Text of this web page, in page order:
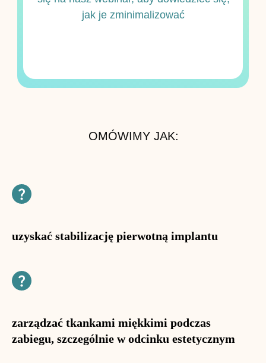
jak je zminimalizować
OMÓWIMY JAK:
uzyskać stabilizację pierwotną implantu
zarządzać tkankami miękkimi podczas
zabiegu, szczególnie w odcinku estetycznym